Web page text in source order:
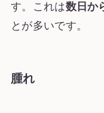
す。これは数日か
とが多いです。
腫れ